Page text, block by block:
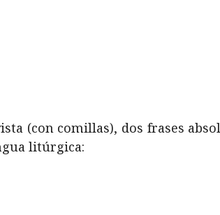
(con comillas), dos frases
litúrgica: